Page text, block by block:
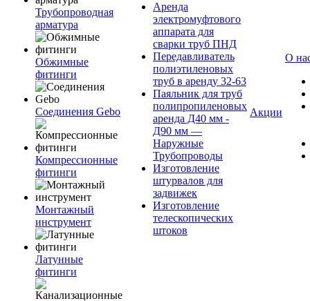
Трубопроводная
арматура
Обжимные
фитинги
Соединения Gebo
Компрессионные
фитинги
Монтажный
инструмент
Латунные
фитинги
Аренда
электромуфтового
аппарата для
сварки труб ПНД
Передавливатель
полиэтиленовых
труб в аренду 32-63
Паяльник для труб
полипропиленовых
аренда Д40 мм -
Д90 мм —
Наружные
Трубопроводы
Изготовление
штурвалов для
задвижек
Изготовление
телескопических
штоков
Акции
О